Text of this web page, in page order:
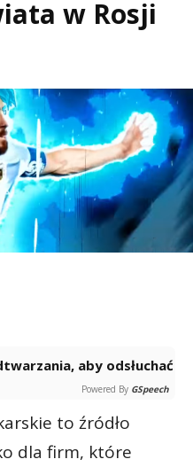
w Rosji
Powered By GSpeech
to źródło
dla firm, które